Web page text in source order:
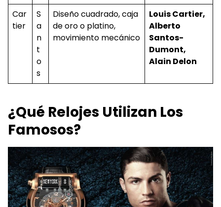
Car
tier
S
a
n
t
o
s
Diseño cuadrado, caja
de oro o platino,
movimiento mecánico
Louis Cartier,
Alberto
Santos-
Dumont,
Alain Delon
¿Qué Relojes Utilizan Los
Famosos?